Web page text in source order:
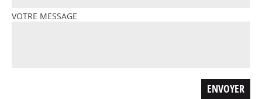
VOTRE MESSAGE